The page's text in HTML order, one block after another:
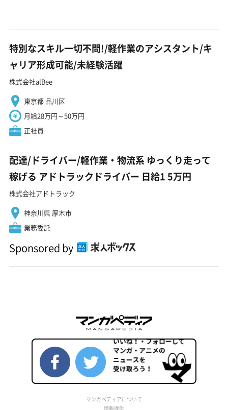
特別なスキル一切不問!/軽作業のアシスタント/キ
ャリア形成可能/未経験活躍
株式会社alBee
東京都 品川区
月給28万円～50万円
正社員
配達/ドライバー/軽作業・物流系 ゆっくり走って
稼げる アドトラックドライバー 日給1 5万円
株式会社アドトラック
神奈川県 厚木市
業務委託
Sponsored by
マンガペディアについて
情報提供